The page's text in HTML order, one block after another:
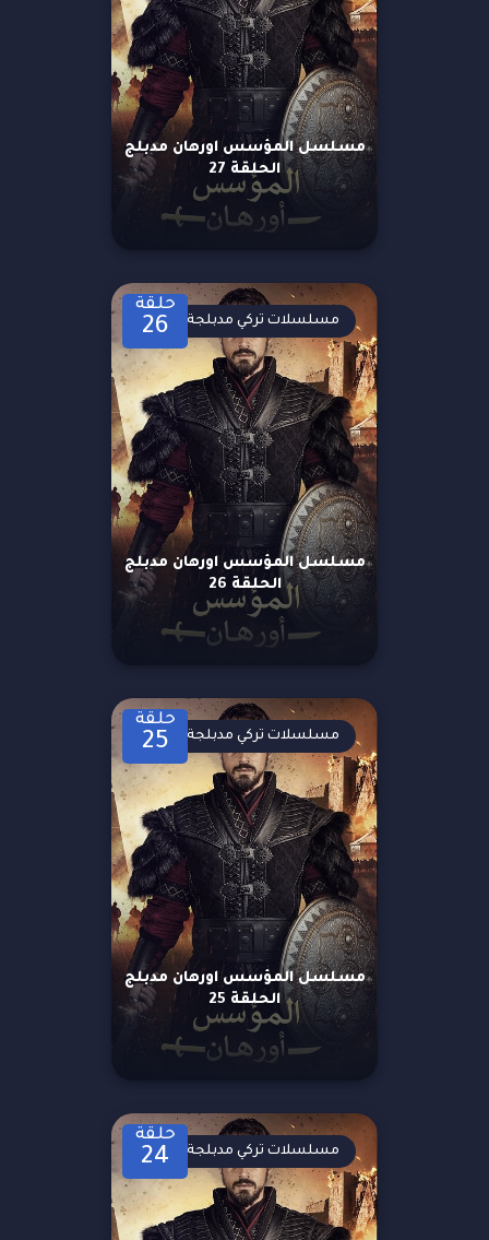
مسلسل المؤسس اورهان مدبلج
الحلقة 27
حلقة
26
مسلسل المؤسس اورهان مدبلج
الحلقة 26
مسلسلات تركي مدبلجة
حلقة
25
مسلسل المؤسس اورهان مدبلج
الحلقة 25
مسلسلات تركي مدبلجة
حلقة
24 مسلسلات تركي مدبلجة